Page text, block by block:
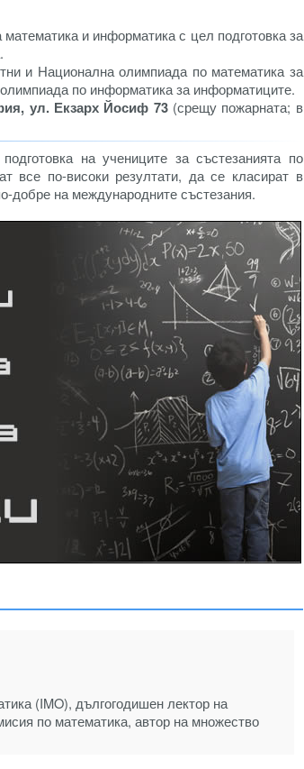
математика и информатика с цел подготовка за
и Национална олимпиада по математика за
по информатика за информатиците.
ул. Екзарх Йосиф 73(срещу пожарната; в
на учениците за състезанията по
все по-високи резултати, да се класират в
добре на международните състезания.
(IMO), дългогодишен лектор на
по математика, автор на множество